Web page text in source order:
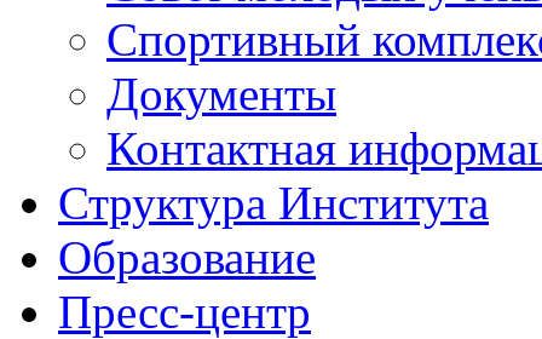
Спортивный
Документы
Контактная
Структура Института
Образование
Пресс-центр